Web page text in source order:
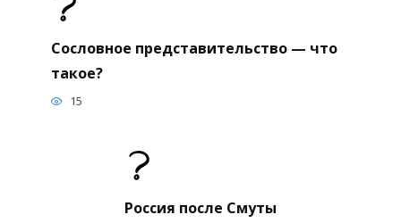
Сословное представительство — что
такое?
15
Россия после Смуты